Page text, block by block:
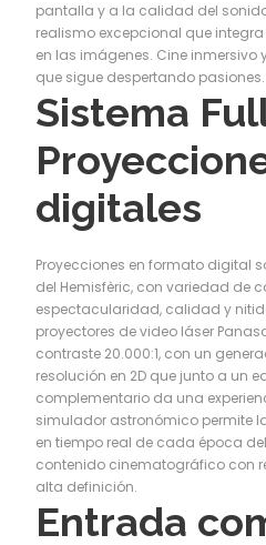
pantalla y a la calidad del
realismo excepcional que
en las imágenes. Cine inmersivo
que sigue despertando pasiones.
Sistema
digitales
Proyecciones en formato digital
del Hemisfèric, con variedad de
espectacularidad, calidad y
proyectores de video láser
contraste 20.000:1, con un
resolución en 2D que junto a un
complementario da una
simulador astronómico permite
en tiempo real de cada época
contenido cinematográfico con
alta definición.
Entrada